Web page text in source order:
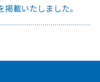
載いたしました。